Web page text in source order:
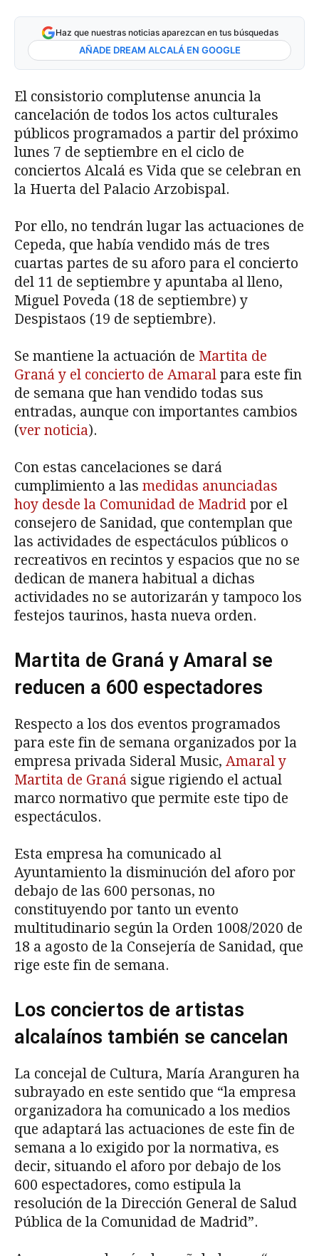
Haz que nuestras noticias aparezcan en tus búsquedas
AÑADE DREAM ALCALÁ EN GOOGLE
El consistorio complutense anuncia la
cancelación de todos los actos culturales
públicos programados a partir del próximo
lunes 7 de septiembre en el ciclo de
conciertos Alcalá es Vida que se celebran en
la Huerta del Palacio Arzobispal.
Por ello, no tendrán lugar las actuaciones de
Cepeda, que había vendido más de tres
cuartas partes de su aforo para el concierto
del 11 de septiembre y apuntaba al lleno,
Miguel Poveda (18 de septiembre) y
Despistaos (19 de septiembre).
Se mantiene la actuación de Martita de
Graná y el concierto de Amaral para este fin
de semana que han vendido todas sus
entradas, aunque con importantes cambios
(ver noticia).
Con estas cancelaciones se dará
cumplimiento a las medidas anunciadas
hoy desde la Comunidad de Madrid por el
consejero de Sanidad, que contemplan que
las actividades de espectáculos públicos o
recreativos en recintos y espacios que no se
dedican de manera habitual a dichas
actividades no se autorizarán y tampoco los
festejos taurinos, hasta nueva orden.
Martita de Graná y Amaral se
reducen a 600 espectadores
Respecto a los dos eventos programados
para este fin de semana organizados por la
empresa privada Sideral Music, Amaral y
Martita de Graná sigue rigiendo el actual
marco normativo que permite este tipo de
espectáculos.
Esta empresa ha comunicado al
Ayuntamiento la disminución del aforo por
debajo de las 600 personas, no
constituyendo por tanto un evento
multitudinario según la Orden 1008/2020 de
18 a agosto de la Consejería de Sanidad, que
rige este fin de semana.
Los conciertos de artistas
alcalaínos también se cancelan
La concejal de Cultura, María Aranguren ha
subrayado en este sentido que “la empresa
organizadora ha comunicado a los medios
que adaptará las actuaciones de este fin de
semana a lo exigido por la normativa, es
decir, situando el aforo por debajo de los
600 espectadores, como estipula la
resolución de la Dirección General de Salud
Pública de la Comunidad de Madrid”.